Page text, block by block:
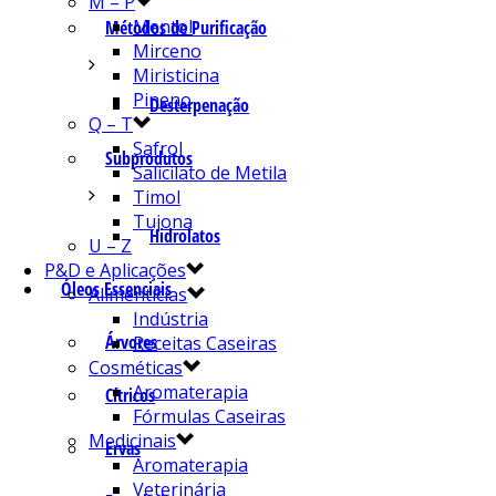
Métodos de Purificação
Desterpenação
Subprodutos
Hidrolatos
Óleos Essenciais
Árvores
Cítricos
Ervas
Mentol
Mirceno
Miristicina
Pineno
Q – T
Safrol
Salicilato de Metila
Timol
Tujona
U – Z
P&D e Aplicações
Alimentícias
Indústria
Receitas Caseiras
Cosméticas
Aromaterapia
Fórmulas Caseiras
Medicinais
Aromaterapia
Veterinária